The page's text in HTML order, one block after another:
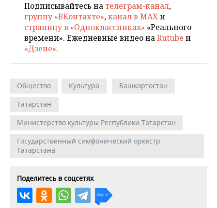
Подписывайтесь на телеграм-канал,
группу «ВКонтакте»,канал в MAXи
страницу в «Одноклассниках» «Реального
времени». Ежедневные видео наRutube и
«Дзене».
Общество Культура
Башкортостан
Татарстан
Министерство культуры Республики Татарстан
Государственный симфонический оркестр
Татарстана
Поделитесь в соцсетях